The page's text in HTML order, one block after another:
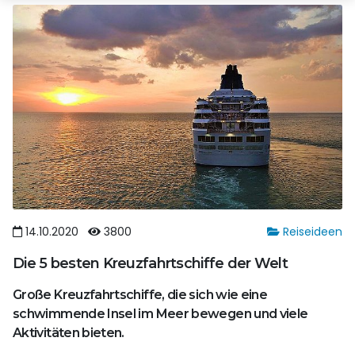
Reiseideen
14.10.2020 3800
Die 5 besten Kreuzfahrtschiffe der Welt
Große Kreuzfahrtschiffe, die sich wie eine
schwimmende Insel im Meer bewegen und viele
Aktivitäten bieten.